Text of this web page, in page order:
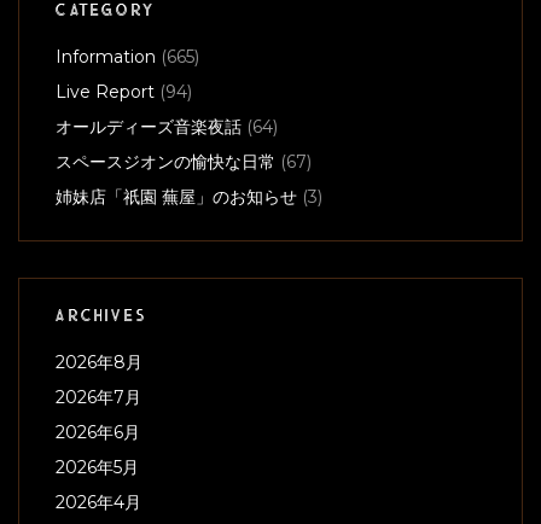
CATEGORY
Information (665)
Live Report (94)
オールディーズ音楽夜話 (64)
スペースジオンの愉快な日常 (67)
姉妹店「祇園 蕪屋」のお知らせ (3)
ARCHIVES
2026年8月
2026年7月
2026年6月
2026年5月
2026年4月